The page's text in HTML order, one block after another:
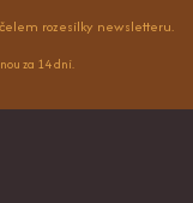
rozesílky newsletteru.
za 14 dní.